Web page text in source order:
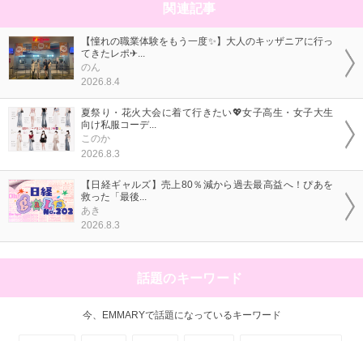
関連記事
【憧れの職業体験をもう一度✨】大人のキッザニアに行っ
てきたレポ✈...
のん
2026.8.4
夏祭り・花火大会に着て行きたい💖女子高生・女子大生
向け私服コーデ...
このか
2026.8.3
【日経ギャルズ】売上80％減から過去最高益へ！ぴあを
救った「最後...
あき
2026.8.3
話題のキーワード
今、EMMARYで話題になっているキーワード